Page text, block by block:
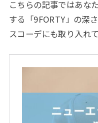
こちらの記事ではあな
する「9FORTY」の深
スコーデにも取り入れ